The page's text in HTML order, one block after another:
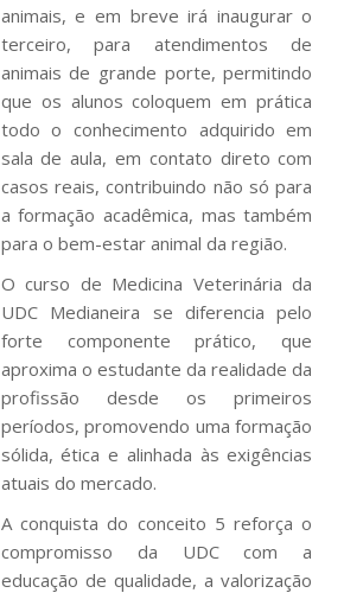
animais, e em breve irá inaugurar o
terceiro, para atendimentos de
animais de grande porte, permitindo
que os alunos coloquem em prática
todo o conhecimento adquirido em
sala de aula, em contato direto com
casos reais, contribuindo não só para
a formação acadêmica, mas também
para o bem-estar animal da região.
O curso de Medicina Veterinária da
UDC Medianeira se diferencia pelo
forte componente prático, que
aproxima o estudante da realidade da
profissão desde os primeiros
períodos, promovendo uma formação
sólida, ética e alinhada às exigências
atuais do mercado.
A conquista do conceito 5 reforça o
compromisso da UDC com a
educação de qualidade, a valorização